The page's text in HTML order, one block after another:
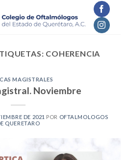
COHERENCIA
MAGISTRALES
Noviembre
DE 2021 POR OFTALMOLOGOS
QUERETARO